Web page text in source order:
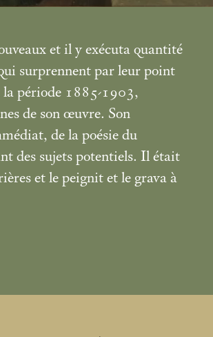
et il y exécuta quantité
surprennent par leur point
la période 1885-1903,
de son œuvre. Son
de la poésie du
des sujets potentiels. Il était
et le peignit et le grava à